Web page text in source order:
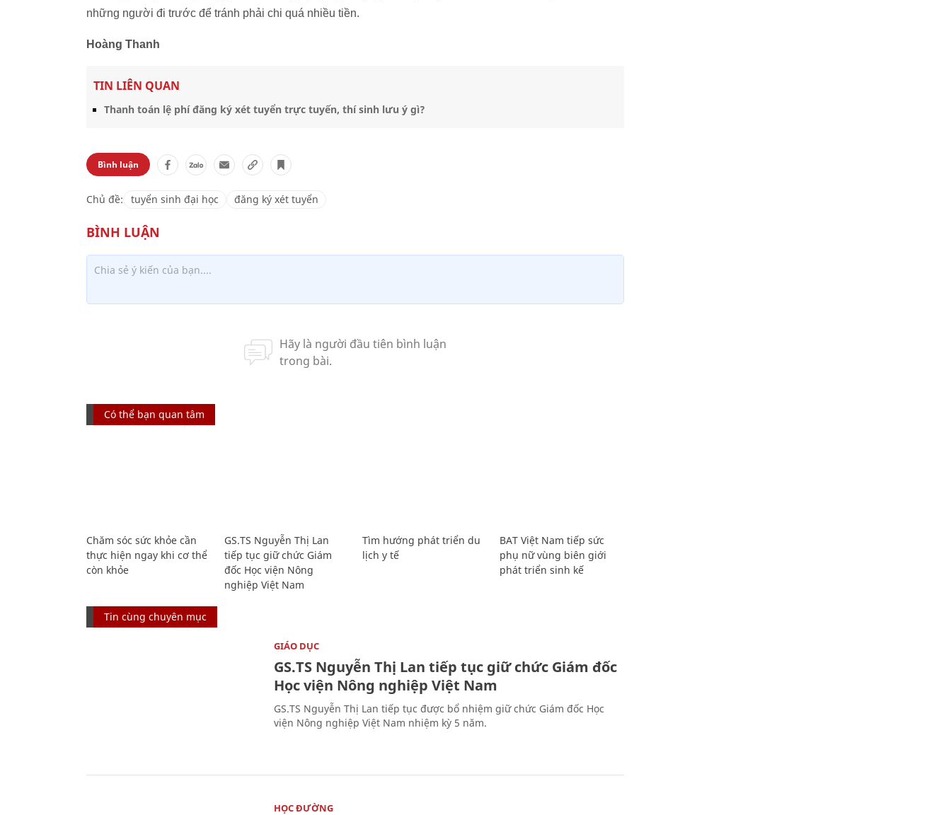
những người đi trước để tránh phải chi quá nhiều tiền.
Hoàng Thanh
TIN LIÊN QUAN
Thanh toán lệ phí đăng ký xét tuyển trực tuyến, thí sinh lưu ý gì?
Bình luận
Chủ đề: tuyển sinh đại học đăng ký xét tuyển
Có thể bạn quan tâm
Chăm sóc sức khỏe cần
thực hiện ngay khi cơ thể
còn khỏe
GS.TS Nguyễn Thị Lan
tiếp tục giữ chức Giám
đốc Học viện Nông
nghiệp Việt Nam
Tìm hướng phát triển du
lịch y tế
BAT Việt Nam tiếp sức
phụ nữ vùng biên giới
phát triển sinh kế
Tin cùng chuyên mục
GIÁO DỤC
GS.TS Nguyễn Thị Lan tiếp tục giữ chức Giám đốc
Học viện Nông nghiệp Việt Nam
GS.TS Nguyễn Thị Lan tiếp tục được bổ nhiệm giữ chức Giám đốc Học
viện Nông nghiệp Việt Nam nhiệm kỳ 5 năm.
HỌC ĐƯỜNG